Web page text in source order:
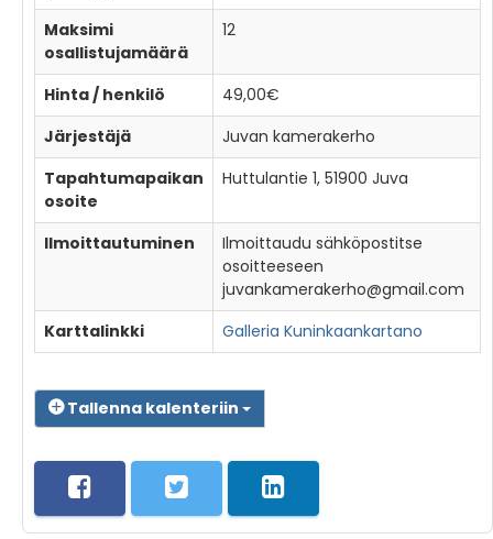
Maksimi
osallistujamäärä
12
Hinta / henkilö
49,00€
Järjestäjä
Juvan kamerakerho
Tapahtumapaikan
osoite
Huttulantie 1, 51900 Juva
Ilmoittautuminen
Ilmoittaudu sähköpostitse
osoitteeseen
juvankamerakerho@gmail.com
Karttalinkki
Galleria Kuninkaankartano
Tallenna kalenteriin